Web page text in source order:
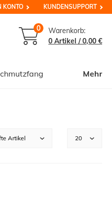
KONTO KUNDENSUPPORT
0
Warenkorb:
0 Artikel /0,00 €
Mehr